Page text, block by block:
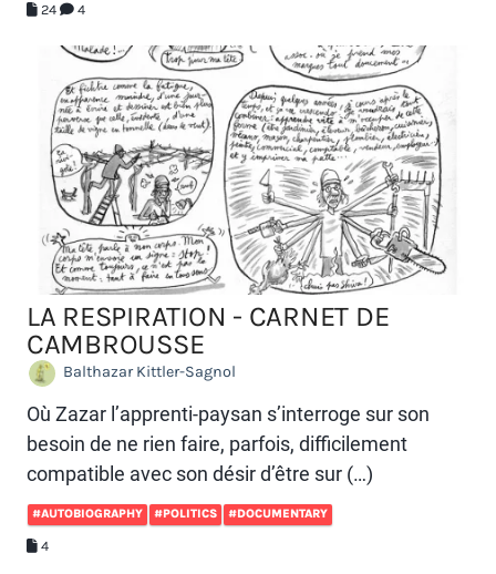
24 4
LA RESPIRATION - CARNET DE
CAMBROUSSE
Balthazar Kittler-Sagnol
Où Zazar l’apprenti-paysan s’interroge sur son
besoin de ne rien faire, parfois, difficilement
compatible avec son désir d’être sur (…)
#AUTOBIOGRAPHY #POLITICS #DOCUMENTARY
4